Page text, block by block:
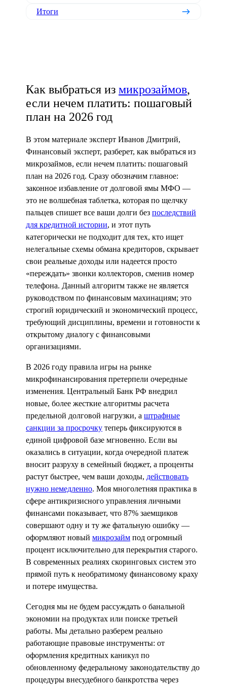
Итоги
Как выбраться из микрозаймов,
если нечем платить: пошаговый
план на 2026 год
В этом материале эксперт Иванов Дмитрий,
Финансовый эксперт, разберет, как выбраться из
микрозаймов, если нечем платить: пошаговый
план на 2026 год. Сразу обозначим главное:
законное избавление от долговой ямы МФО —
это не волшебная таблетка, которая по щелчку
пальцев спишет все ваши долги без последствий
для кредитной истории, и этот путь
категорически не подходит для тех, кто ищет
нелегальные схемы обмана кредиторов, скрывает
свои реальные доходы или надеется просто
«переждать» звонки коллекторов, сменив номер
телефона. Данный алгоритм также не является
руководством по финансовым махинациям; это
строгий юридический и экономический процесс,
требующий дисциплины, времени и готовности к
открытому диалогу с финансовыми
организациями.
В 2026 году правила игры на рынке
микрофинансирования претерпели очередные
изменения. Центральный Банк РФ внедрил
новые, более жесткие алгоритмы расчета
предельной долговой нагрузки, а штрафные
санкции за просрочку теперь фиксируются в
единой цифровой базе мгновенно. Если вы
оказались в ситуации, когда очередной платеж
вносит разруху в семейный бюджет, а проценты
растут быстрее, чем ваши доходы, действовать
нужно немедленно. Моя многолетняя практика в
сфере антикризисного управления личными
финансами показывает, что 87% заемщиков
совершают одну и ту же фатальную ошибку —
оформляют новый микрозайм под огромный
процент исключительно для перекрытия старого.
В современных реалиях скоринговых систем это
прямой путь к необратимому финансовому краху
и потере имущества.
Сегодня мы не будем рассуждать о банальной
экономии на продуктах или поиске третьей
работы. Мы детально разберем реально
работающие правовые инструменты: от
оформления кредитных каникул по
обновленному федеральному законодательству до
процедуры внесудебного банкротства через